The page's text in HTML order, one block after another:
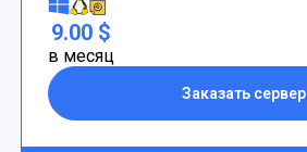
9.00 $
в месяц
Заказать сервер